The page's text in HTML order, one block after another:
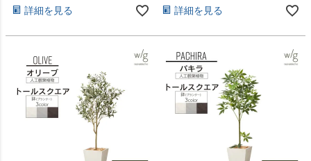
詳細を見る 詳細を見る